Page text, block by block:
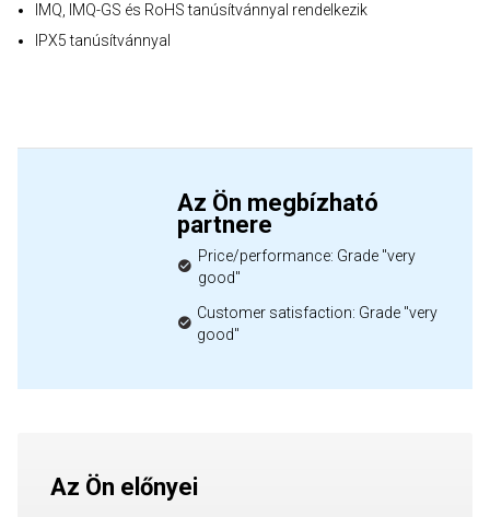
IMQ, IMQ-GS és RoHS tanúsítvánnyal rendelkezik
IPX5 tanúsítvánnyal
Az Ön megbízható
partnere
Price/performance: Grade "very
good"
Customer satisfaction: Grade "very
good"
Az Ön előnyei